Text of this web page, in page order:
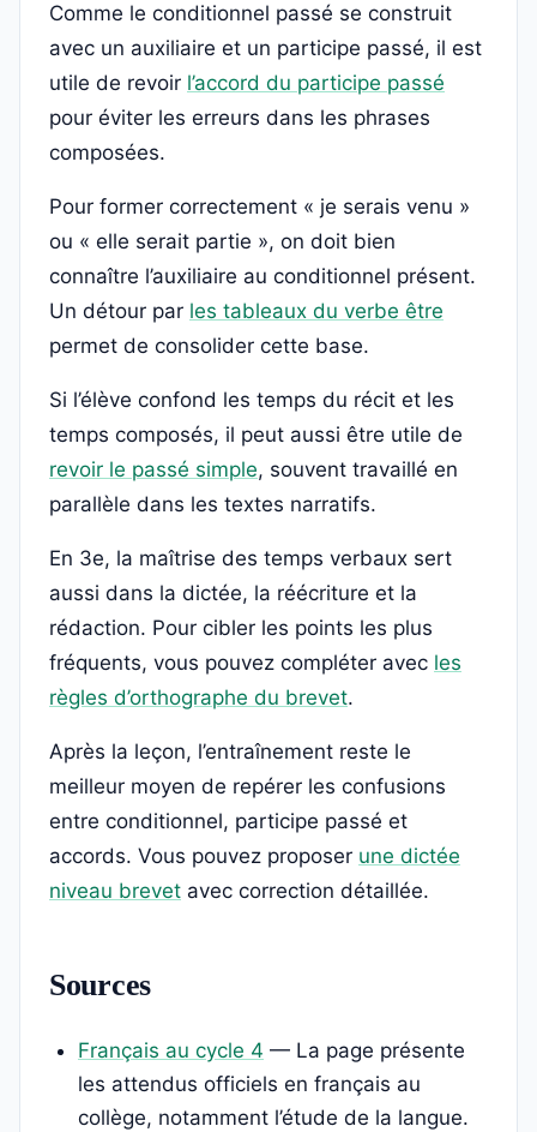
Comme le conditionnel passé se construit
avec un auxiliaire et un participe passé, il est
utile de revoir l’accord du participe passé
pour éviter les erreurs dans les phrases
composées.
Pour former correctement « je serais venu »
ou « elle serait partie », on doit bien
connaître l’auxiliaire au conditionnel présent.
Un détour par les tableaux du verbe être
permet de consolider cette base.
Si l’élève confond les temps du récit et les
temps composés, il peut aussi être utile de
revoir le passé simple, souvent travaillé en
parallèle dans les textes narratifs.
En 3e, la maîtrise des temps verbaux sert
aussi dans la dictée, la réécriture et la
rédaction. Pour cibler les points les plus
fréquents, vous pouvez compléter avec les
règles d’orthographe du brevet.
Après la leçon, l’entraînement reste le
meilleur moyen de repérer les confusions
entre conditionnel, participe passé et
accords. Vous pouvez proposer une dictée
niveau brevet avec correction détaillée.
Sources
Français au cycle 4 — La page présente
les attendus officiels en français au
collège, notamment l’étude de la langue.